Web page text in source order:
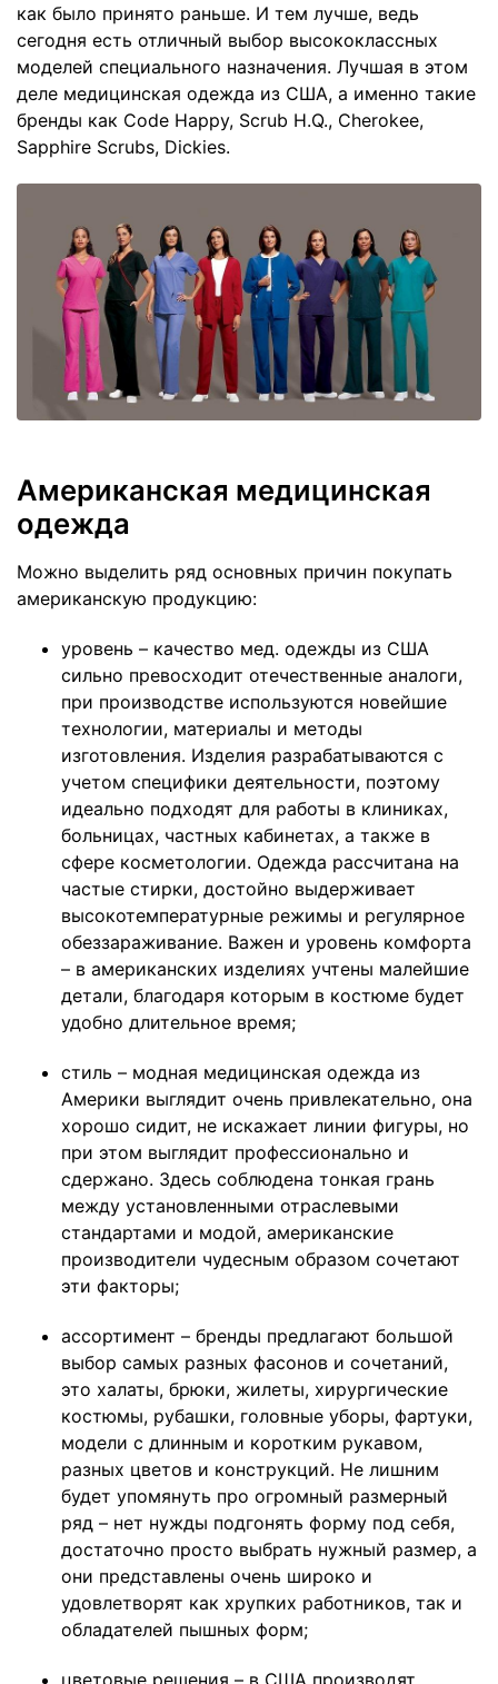
как было принято раньше. И тем лучше, ведь
сегодня есть отличный выбор высококлассных
моделей специального назначения. Лучшая в этом
деле медицинская одежда из США, а именно такие
бренды как Code Happy, Scrub H.Q., Cherokee,
Sapphire Scrubs, Dickies.
Американская медицинская
одежда
Можно выделить ряд основных причин покупать
американскую продукцию:
уровень – качество мед. одежды из США
сильно превосходит отечественные аналоги,
при производстве используются новейшие
технологии, материалы и методы
изготовления. Изделия разрабатываются с
учетом специфики деятельности, поэтому
идеально подходят для работы в клиниках,
больницах, частных кабинетах, а также в
сфере косметологии. Одежда рассчитана на
частые стирки, достойно выдерживает
высокотемпературные режимы и регулярное
обеззараживание. Важен и уровень комфорта
– в американских изделиях учтены малейшие
детали, благодаря которым в костюме будет
удобно длительное время;
стиль – модная медицинская одежда из
Америки выглядит очень привлекательно, она
хорошо сидит, не искажает линии фигуры, но
при этом выглядит профессионально и
сдержано. Здесь соблюдена тонкая грань
между установленными отраслевыми
стандартами и модой, американские
производители чудесным образом сочетают
эти факторы;
ассортимент – бренды предлагают большой
выбор самых разных фасонов и сочетаний,
это халаты, брюки, жилеты, хирургические
костюмы, рубашки, головные уборы, фартуки,
модели с длинным и коротким рукавом,
разных цветов и конструкций. Не лишним
будет упомянуть про огромный размерный
ряд – нет нужды подгонять форму под себя,
достаточно просто выбрать нужный размер, а
они представлены очень широко и
удовлетворят как хрупких работников, так и
обладателей пышных форм;
цветовые решения – в США производят